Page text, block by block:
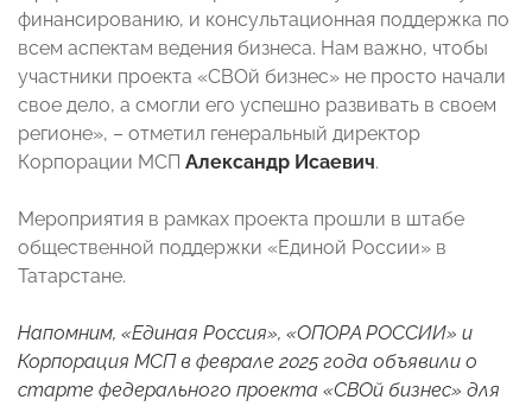
финансированию, и консультационная поддержка по
всем аспектам ведения бизнеса. Нам важно, чтобы
участники проекта «СВОй бизнес» не просто начали
свое дело, а смогли его успешно развивать в своем
регионе», – отметил генеральный директор
Корпорации МСП Александр Исаевич.
Мероприятия в рамках проекта прошли в штабе
общественной поддержки «Единой России» в
Татарстане.
Напомним, «Единая Россия», «ОПОРА РОССИИ» и
Корпорация МСП в феврале 2025 года объявили о
старте федерального проекта «СВОй бизнес» для